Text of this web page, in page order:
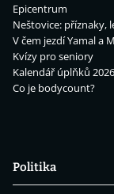
Epicentrum
Neštovice: příznaky,
V čem jezdí Yamal a
Kvízy pro seniory
Kalendář úplňků 2026
Co je bodycount?
Politika